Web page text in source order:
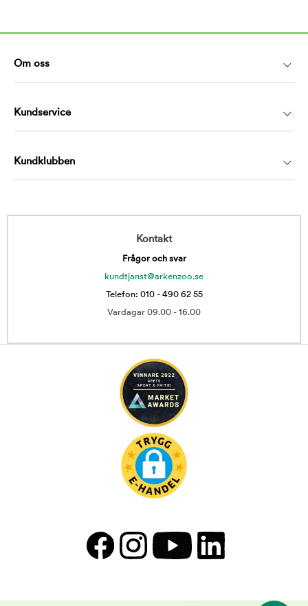
Om oss
Kundservice
Kundklubben
Kontakt
Frågor och svar
kundtjanst@arkenzoo.se
Telefon: 010 - 490 62 55
Vardagar 09.00 - 16.00